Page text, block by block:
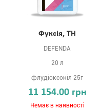
Фуксія, ТН
DEFENDA
20 л
флудіоксоніл 25г
11 154.00 грн
Немає в наявності